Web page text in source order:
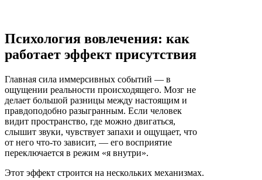
Психология вовлечения: как
работает эффект присутствия
Главная сила иммерсивных событий — в
ощущении реальности происходящего. Мозг не
делает большой разницы между настоящим и
правдоподобно разыгранным. Если человек
видит пространство, где можно двигаться,
слышит звуки, чувствует запахи и ощущает, что
от него что-то зависит, — его восприятие
переключается в режим «я внутри».
Этот эффект строится на нескольких механизмах.